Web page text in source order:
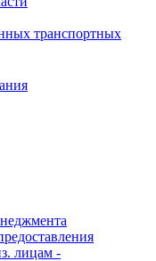
транспортных
лицам -